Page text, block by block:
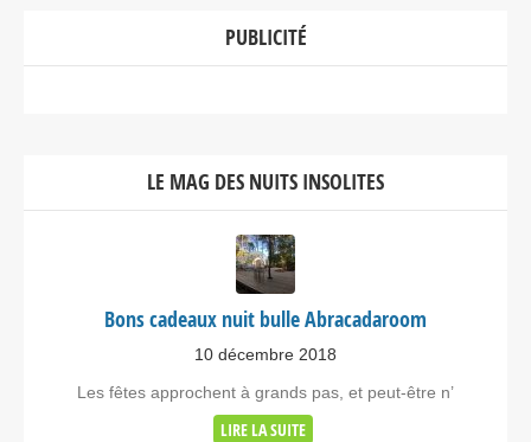
PUBLICITÉ
LE MAG DES NUITS INSOLITES
Bons cadeaux nuit bulle Abracadaroom
10 décembre 2018
Les fêtes approchent à grands pas, et peut-être n’
LIRE LA SUITE